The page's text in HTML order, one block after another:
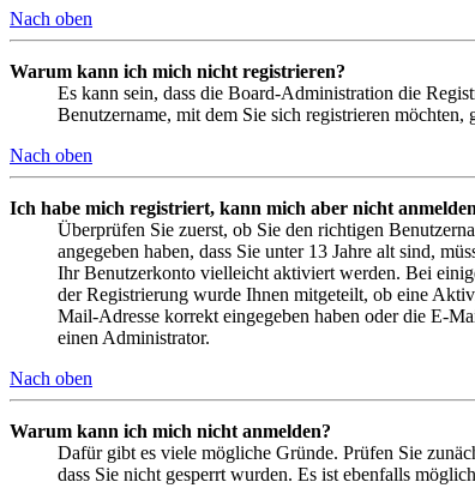
Nach oben
Warum kann ich mich nicht registrieren?
Es kann sein, dass die Board-Administration die
Benutzername, mit dem Sie sich registrieren
Nach oben
Ich habe mich registriert, kann mich aber nicht
Überprüfen Sie zuerst, ob Sie den richtigen
angegeben haben, dass Sie unter 13 Jahre alt sind,
Ihr Benutzerkonto vielleicht aktiviert werden. Bei
der Registrierung wurde Ihnen mitgeteilt, ob eine
Mail-Adresse korrekt eingegeben haben oder die E-
einen Administrator.
Nach oben
Warum kann ich mich nicht anmelden?
Dafür gibt es viele mögliche Gründe. Prüfen Sie
dass Sie nicht gesperrt wurden. Es ist ebenfalls